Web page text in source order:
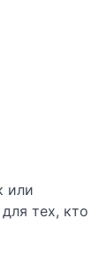
или
тех, кто